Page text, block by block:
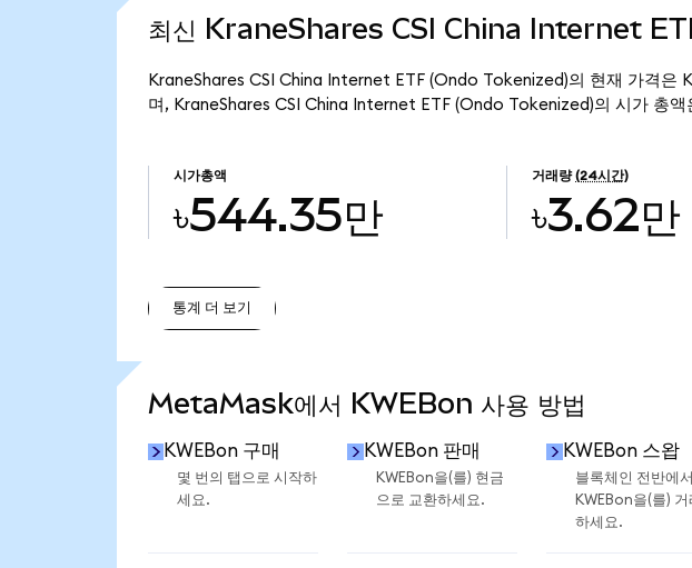
최신 KraneShares CSI China Internet
KraneShares CSI China Internet ETF (Ondo Tokenized)의 현재 가격은
며, KraneShares CSI China Internet ETF (Ondo Tokenized)의 시가 총
시가총액
৳544.35만
거래량 (24시간)
৳3.62만
통계 더 보기
MetaMask에서 KWEBon 사용 방법
KWEBon 구매
몇 번의 탭으로 시작하
세요.
KWEBon 판매
KWEBon을(를) 현금
으로 교환하세요.
KWEBon 스왑
블록체인 전반에서
KWEBon을(를) 거
하세요.